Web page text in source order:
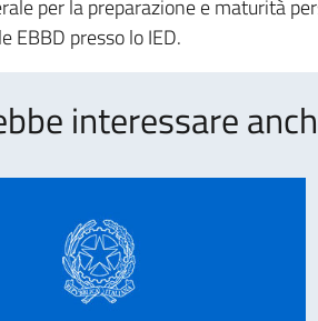
per la preparazione e maturità
EBBD presso lo IED.
interessare